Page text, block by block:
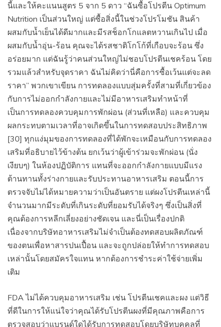
นี้และให้คะแนนสูตร 5 จาก 5 ดาว “ฉันซื้อโปรตีน Optimum
Nutrition เป็นส่วนใหญ่ แต่ซื้อสิ่งนี้ในช่วงโปรโมชัน สินค้า
ผสมกับน้ำเย็นได้ดีมากและมีรสช็อกโกแลตหวานเกินไป เมื่อ
ผสมกับน้ำอุ่น-ร้อน คุณจะได้รสชาติโกโก้ที่เกือบจะร้อน ซึ่ง
อร่อยมาก แต่ฉันรู้ว่าคนส่วนใหญ่ไม่ชอบโปรตีนเชคร้อน โดย
รวมแล้วสำหรับจุดราคา ฉันไม่คิดว่านี่คือการซื้อเว้นแต่จะลด
ราคา” พวกเขาเขียน การทดลองแบบสุ่มครั้งที่สามที่เกี่ยวข้อง
กับการไม่ออกกำลังกายและไม่มีอาหารเสริมทำหน้าที่
เป็นการทดลองควบคุมการพักผ่อน (ส่วนที่เหลือ) และควบคุม
ผลกระทบตามเวลาที่อาจเกิดขึ้นในการทดสอบประสิทธิภาพ
[30] ทุกแง่มุมของการทดลองที่ได้พักจะเหมือนกับการทดลอง
เสริมที่อธิบายไว้ข้างต้น ยกเว้นว่าผู้เข้าร่วมจะพักผ่อน (นั่ง
เงียบๆ) ในห้องปฏิบัติการ แทนที่จะออกกำลังกายแบบมีแรง
ต้านทานทั้งร่างกายและรับประทานอาหารเสริม ตอนนี้การ
ตรวจจับไม่ได้หมายความว่าเป็นอันตราย แต่ผงโปรตีนเหล่านี้
จำนวนมากมีระดับที่เกินระดับที่ยอมรับได้จริงๆ ซึ่งเป็นสิ่งที่
คุณต้องการหลีกเลี่ยงอย่างชัดเจน และนี่เป็นเรื่องปกติ
เนื่องจากบริษัทอาหารเสริมไม่จำเป็นต้องทดสอบผลิตภัณฑ์
ของตนเพื่อหาสารปนเปื้อน และจะถูกปล่อยให้ทำการทดสอบ
เหล่านั้นโดยสมัครใจแทน หากต้องการชำระค่าใช้จ่ายเพิ่ม
เติม
FDA ไม่ได้ควบคุมอาหารเสริม เช่น โปรตีนเชคและผง แต่วิธี
ที่ดีในการให้แน่ใจว่าคุณได้รับโปรตีนผงที่มีคุณภาพคือการ
ตรวจสอบว่าแบรนด์ใดได้รับการทดสอบโดยบริษัทบุคคลที่